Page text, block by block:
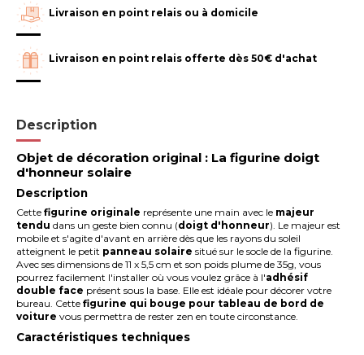
Livraison en point relais ou à domicile
Livraison en point relais offerte dès 50€ d'achat
Description
Objet de décoration original : La figurine doigt
d'honneur solaire
Description
Cette figurine originale représente une main avec le majeur
tendu dans un geste bien connu (doigt d'honneur). Le majeur est
mobile et s'agite d'avant en arrière dès que les rayons du soleil
atteignent le petit panneau solaire situé sur le socle de la figurine.
Avec ses dimensions de 11 x 5,5 cm et son poids plume de 35g, vous
pourrez facilement l'installer où vous voulez grâce à l'adhésif
double face présent sous la base. Elle est idéale pour décorer votre
bureau. Cettefigurine qui bouge pour tableau de bord de
voiture vous permettra de rester zen en toute circonstance.
Caractéristiques techniques